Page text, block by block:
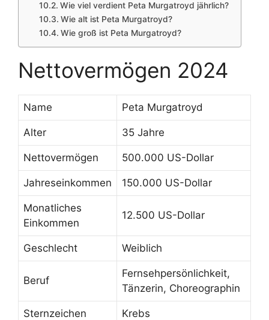
Wie viel verdient Peta Murgatroyd jährlich?
Wie alt ist Peta Murgatroyd?
Wie groß ist Peta Murgatroyd?
Nettovermögen 2024
Name Peta Murgatroyd
Alter 35 Jahre
Nettovermögen 500.000 US-Dollar
Jahreseinkommen 150.000 US-Dollar
Monatliches
Einkommen
12.500 US-Dollar
Geschlecht Weiblich
Beruf
Fernsehpersönlichkeit,
Tänzerin, Choreographin
Sternzeichen Krebs